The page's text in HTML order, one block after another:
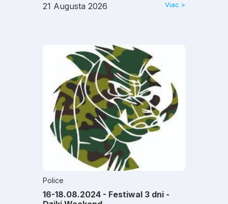
21 Augusta 2026
Viac >
Police
16-18.08.2024 - Festiwal 3 dni -